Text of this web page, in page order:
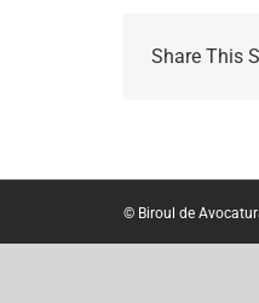
Share This
© Biroul de